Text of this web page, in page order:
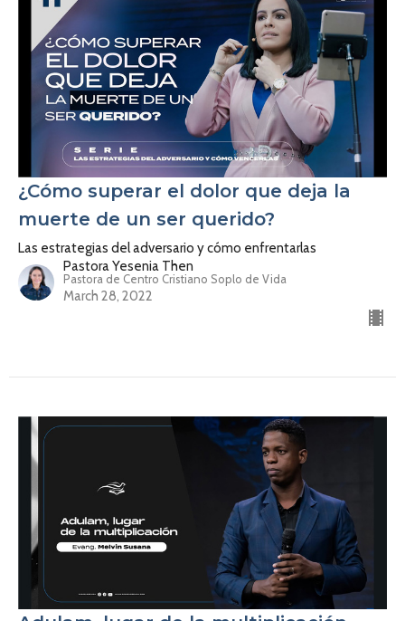
¿Cómo superar el dolor que deja la
muerte de un ser querido?
Las estrategias del adversario y cómo enfrentarlas
Pastora Yesenia Then
Pastora de Centro Cristiano Soplo de Vida
March 28, 2022